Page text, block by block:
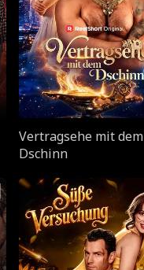
Vertragsehe mit dem
Dschinn